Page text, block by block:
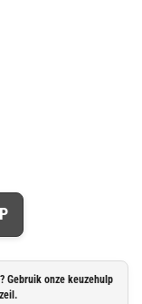
onze keuzehulp